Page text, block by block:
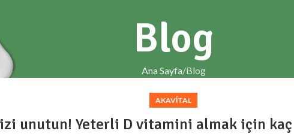
Blog
Ana Sayfa Blog
AKAVITAL
unutun! Yeterli D vitamini almak için